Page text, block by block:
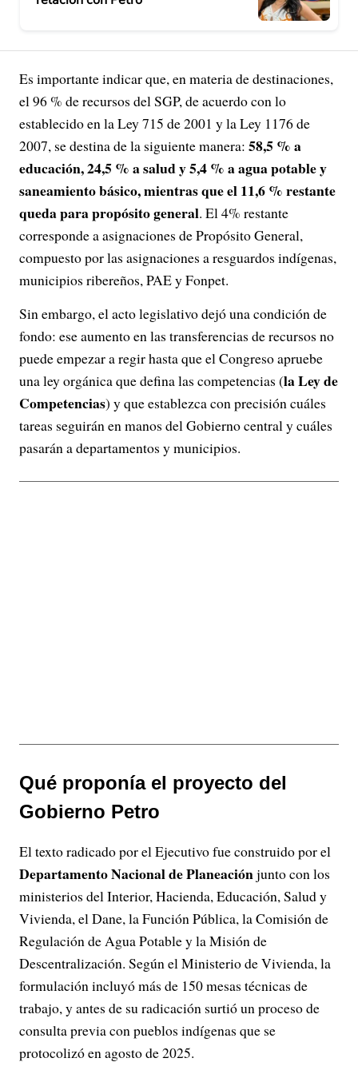
Es importante indicar que, en materia de destinaciones,
el 96 % de recursos del SGP, de acuerdo con lo
establecido en la Ley 715 de 2001 y la Ley 1176 de
2007, se destina de la siguiente manera: 58,5 % a
educación, 24,5 % a salud y 5,4 % a agua potable y
saneamiento básico, mientras que el 11,6 % restante
queda para propósito general. El 4% restante
corresponde a asignaciones de Propósito General,
compuesto por las asignaciones a resguardos indígenas,
municipios ribereños, PAE y Fonpet.
Sin embargo, el acto legislativo dejó una condición de
fondo: ese aumento en las transferencias de recursos no
puede empezar a regir hasta que el Congreso apruebe
una ley orgánica que defina las competencias (la Ley de
Competencias) y que establezca con precisión cuáles
tareas seguirán en manos del Gobierno central y cuáles
pasarán a departamentos y municipios.
Qué proponía el proyecto del
Gobierno Petro
El texto radicado por el Ejecutivo fue construido por el
Departamento Nacional de Planeaciónjunto con los
ministerios del Interior, Hacienda, Educación, Salud y
Vivienda, el Dane, la Función Pública, la Comisión de
Regulación de Agua Potable y la Misión de
Descentralización. Según el Ministerio de Vivienda, la
formulación incluyó más de 150 mesas técnicas de
trabajo, y antes de su radicación surtió un proceso de
consulta previa con pueblos indígenas que se
protocolizó en agosto de 2025.